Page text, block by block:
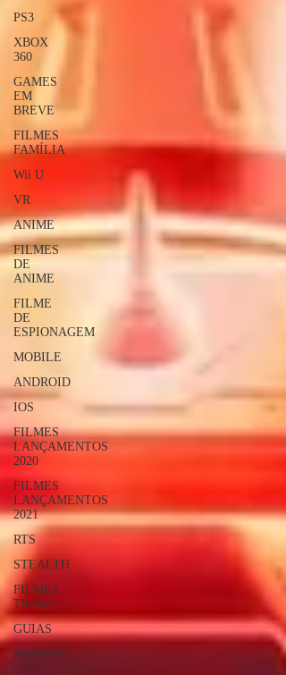
PS3
XBOX
360
GAMES
EM
BREVE
FILMES
FAMÍLIA
Wii U
VR
ANIME
FILMES
DE
ANIME
FILME
DE
ESPIONAGEM
MOBILE
ANDROID
IOS
FILMES
LANÇAMENTOS
2020
FILMES
LANÇAMENTOS
2021
RTS
STEALTH
FILMES
Thriller
GUIAS
MMORPG